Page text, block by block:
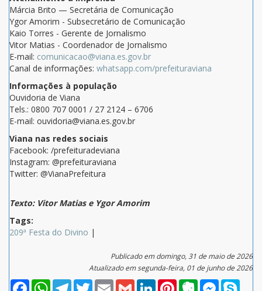
Márcia Brito — Secretária de Comunicação
Ygor Amorim - Subsecretário de Comunicação
Kaio Torres - Gerente de Jornalismo
Vitor Matias - Coordenador de Jornalismo
E-mail: comunicacao@viana.es.gov.br
Canal de informações: whatsapp.com/prefeituraviana
Informações à população
Ouvidoria de Viana
Tels.: 0800 707 0001 / 27 2124 – 6706
E-mail: ouvidoria@viana.es.gov.br
Viana nas redes sociais
Facebook: /prefeituradeviana
Instagram: @prefeituraviana
Twitter: @VianaPrefeitura
Texto: Vitor Matias e Ygor Amorim
Tags:
209ª Festa do Divino |
Publicado em domingo, 31 de maio de 2026
Atualizado em segunda-feira, 01 de junho de 2026
FacebookWhatsAppTelegramTwitterEmail Gmail LinkedInPinterestEvernoteMessenger